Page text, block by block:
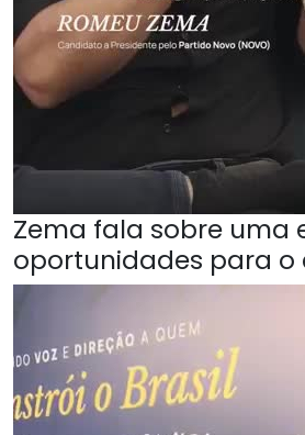
Zema fala sobre uma
oportunidades para o